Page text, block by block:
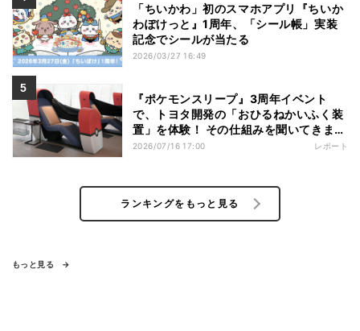
「ちいかわ」初のスマホアプリ『ちいか
わぽけっと』1周年、「シール帳」実装
記念でシールが当たる
2026/03/27 16:49
『ポケモンスリープ』3周年イベント
で、トヨタ開発の「おひるねかいふく装
置」を体験！ その仕組みを聞いてきまし
た
2026/07/16 17:00 レポート
ランキングをもっと見る
もっと見る